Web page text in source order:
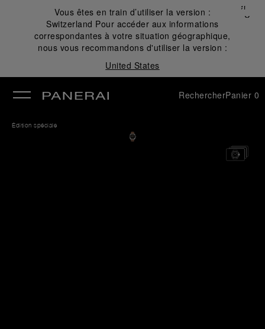
Vous êtes en train d’utiliser la version :
Switzerland Pour accéder aux informations
correspondantes à votre situation géographique,
nous vous recommandons d'utiliser la version :
United States
Fermer
✕
RechercherPanier 0
Édition spéciale